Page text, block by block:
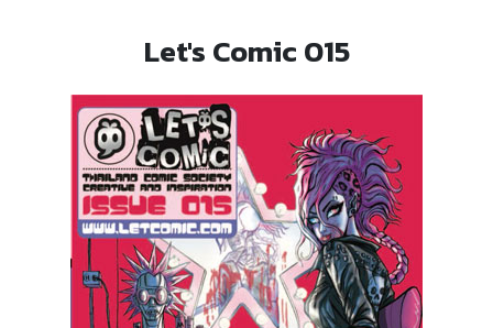
Let's Comic 015